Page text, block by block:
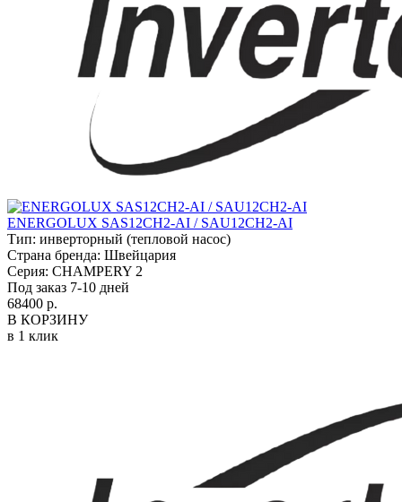
ENERGOLUX SAS12CH2-AI / SAU12CH2-AI
Тип: инверторный (тепловой насос)
Страна бренда: Швейцария
Серия: CHAMPERY 2
Под заказ 7-10 дней
68400 р.
В КОРЗИНУ
в 1 клик